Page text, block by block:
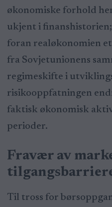
økonomiske forhold
ukjent i
foran realøkonomien
fra Sovjetunionens
regimeskifte i
risikooppfatningen
faktisk økonomisk
perioder.
Fravær av
Til tross for